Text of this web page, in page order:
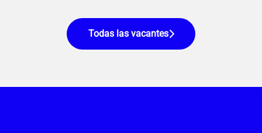
Todas las vacantes